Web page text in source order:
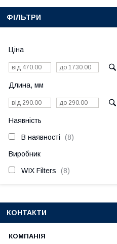
ФІЛЬТРИ
Ціна
Длина, мм
Наявність
В наявності 8
Виробник
WIX Filters 8
КОНТАКТИ